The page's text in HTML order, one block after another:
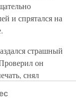
и спрятался на
страшный
он
снял